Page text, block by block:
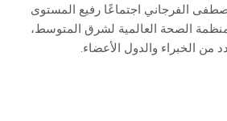
الدكتور مصطفى الفرجاني اجتماعًا رفيع المستوى
الصحة العالمية لشرق المتوسط،
من الخبراء والدول الأعضاء.